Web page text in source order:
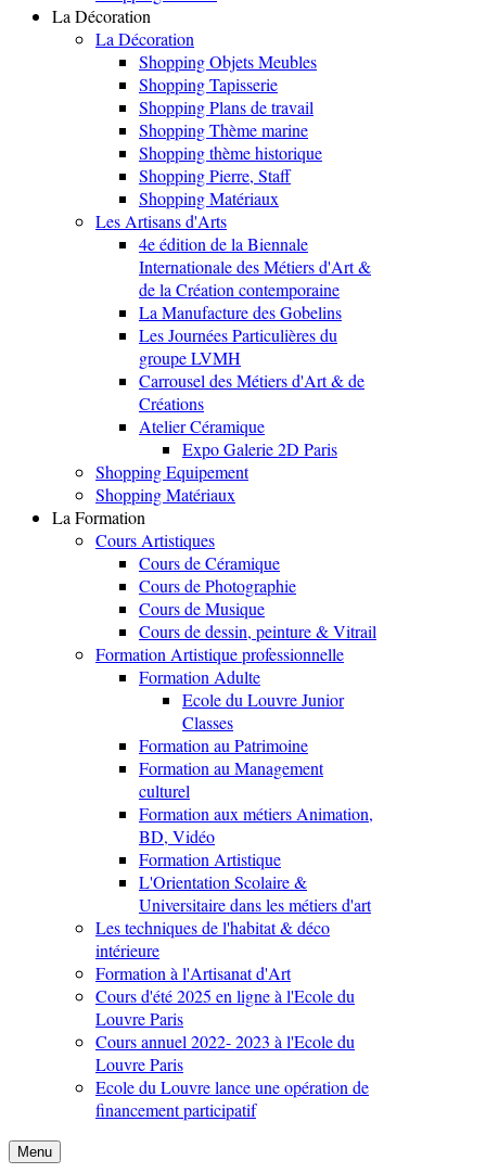
La Décoration
La Décoration
Shopping Objets Meubles
Shopping Tapisserie
Shopping Plans de travail
Shopping Thème marine
Shopping thème historique
Shopping Pierre, Staff
Shopping Matériaux
Les Artisans d'Arts
4e édition de la Biennale
Internationale des Métiers d'Art &
de la Création contemporaine
La Manufacture des Gobelins
Les Journées Particulières du
groupe LVMH
Carrousel des Métiers d'Art & de
Créations
Atelier Céramique
Expo Galerie 2D Paris
Shopping Equipement
Shopping Matériaux
La Formation
Cours Artistiques
Cours de Céramique
Cours de Photographie
Cours de Musique
Cours de dessin, peinture & Vitrail
Formation Artistique professionnelle
Formation Adulte
Ecole du Louvre Junior
Classes
Formation au Patrimoine
Formation au Management
culturel
Formation aux métiers Animation,
BD, Vidéo
Formation Artistique
L'Orientation Scolaire &
Universitaire dans les métiers d'art
Les techniques de l'habitat & déco
intérieure
Formation à l'Artisanat d'Art
Cours d'été 2025 en ligne à l'Ecole du
Louvre Paris
Cours annuel 2022- 2023 à l'Ecole du
Louvre Paris
Ecole du Louvre lance une opération de
financement participatif
Menu